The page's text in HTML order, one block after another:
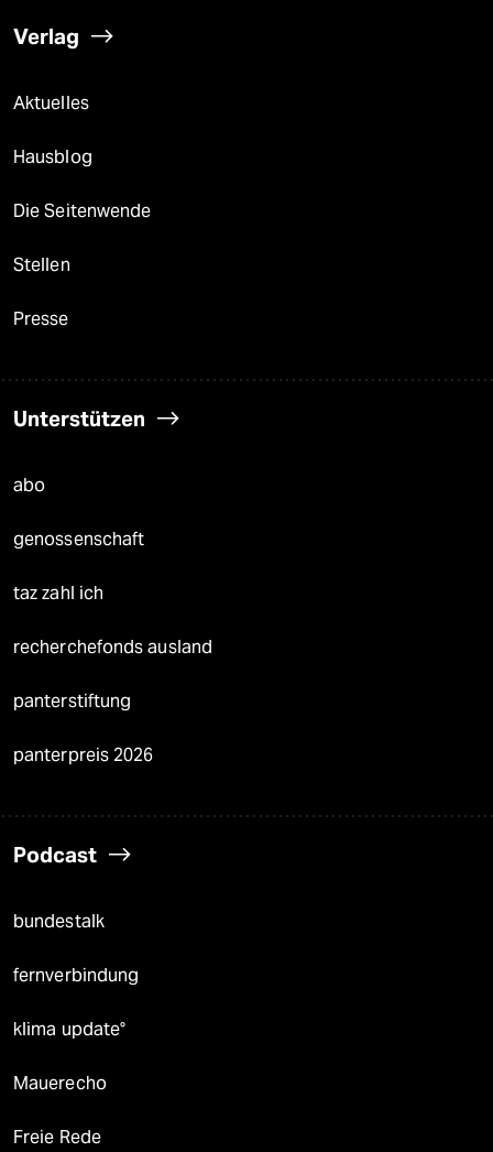
Verlag
Aktuelles
Hausblog
Die Seitenwende
Stellen
Presse
Unterstützen
abo
genossenschaft
taz zahl ich
recherchefonds ausland
panterstiftung
panterpreis 2026
Podcast
bundestalk
fernverbindung
klima update°
Mauerecho
Freie Rede